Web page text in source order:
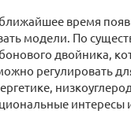
время
модели. По
двойника,
регулировать
интересы